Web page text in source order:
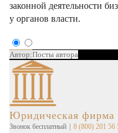
законной деятельности
у органов власти.
Автор:Посты автора
Юридическая
Звонок бесплатный 8 (800) 201 56